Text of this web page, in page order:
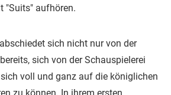
"Suits" aufhören.
sich nicht nur von der
sich von der Schauspielerei
voll und ganz auf die königlichen